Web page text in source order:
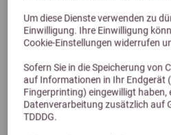
Um diese Dienste verwenden zu
Einwilligung. Ihre Einwilligung
Cookie-Einstellungen widerrufen
Sofern Sie in die Speicherung von
auf Informationen in Ihr Endgerät
Fingerprinting) eingewilligt haben,
Datenverarbeitung zusätzlich auf
TDDDG.
Olimond BB power
Previous